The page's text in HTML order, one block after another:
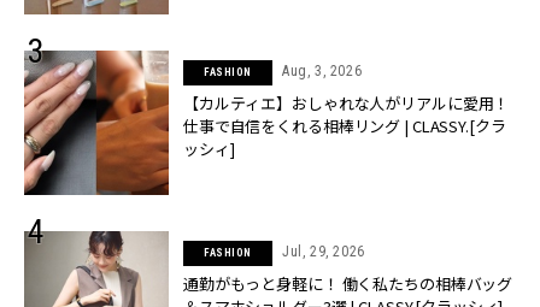
FASHION Aug, 3, 2026
【カルティエ】おしゃれな人がリアルに愛用！
仕事で自信をくれる相棒リング | CLASSY.[クラ
ッシィ]
FASHION Jul, 29, 2026
通勤がもっと身軽に！ 働く私たちの相棒バッグ